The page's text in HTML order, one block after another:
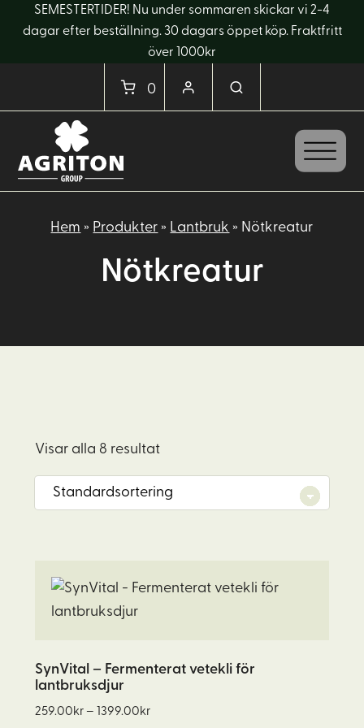
SEMESTERTIDER! Nu under sommaren skickar vi 2-4
dagar efter beställning. 30 dagars öppet köp. Fraktfritt
över 1000kr
0
Hem » Produkter » Lantbruk » Nötkreatur
Nötkreatur
Visar alla 8 resultat
SynVital – Fermenterat vetekli för
lantbruksdjur
259.00kr – 1399.00krPrisintervall:
här
produkten
flera
varianter.
De